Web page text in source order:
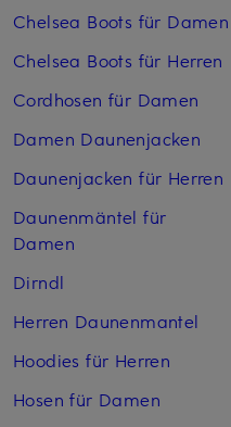
Chelsea Boots für Damen
Chelsea Boots für Herren
Cordhosen für Damen
Damen Daunenjacken
Daunenjacken für Herren
Daunenmäntel für
Damen
Dirndl
Herren Daunenmantel
Hoodies für Herren
Hosen für Damen